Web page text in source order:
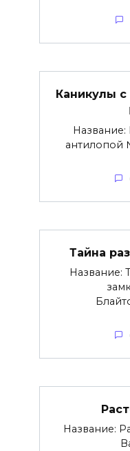
Каникулы
Название:
антилопой
Тайна
Название:
Название: